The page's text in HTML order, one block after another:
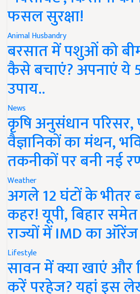
फसल सुरक्षा!
Animal Husbandry
बरसात में पशुओं को
कैसे बचाएं? अपनाएं ये
उपाय..
News
कृषि अनुसंधान परिसर,
वैज्ञानिकों का मंथन,
तकनीकों पर बनी नई
Weather
अगले 12 घंटों के भीतर
कहर! यूपी, बिहार
राज्यों में IMD का
Lifestyle
सावन में क्या खाएं और
करें परहेज? यहां इस